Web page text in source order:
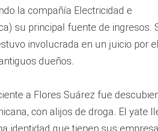
la compañía Electricidad e
su principal fuente de ingresos.
involucrada en un juicio por
dueños.
a Flores Suárez fue
con alijos de droga. El yate
identidad que tienen sus